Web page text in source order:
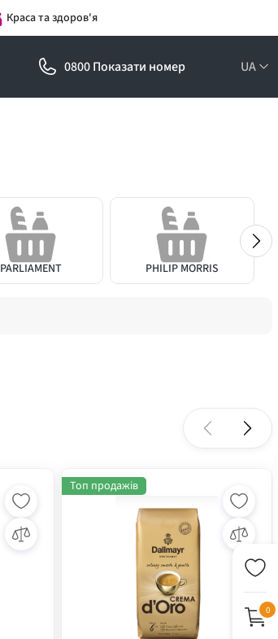
Краса та здоров'я
0800 Показати номер UA
0
PARLIAMENT PHILIP MORRIS
Топ продажів